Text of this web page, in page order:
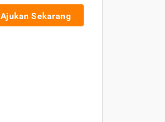
Ajukan Sekarang